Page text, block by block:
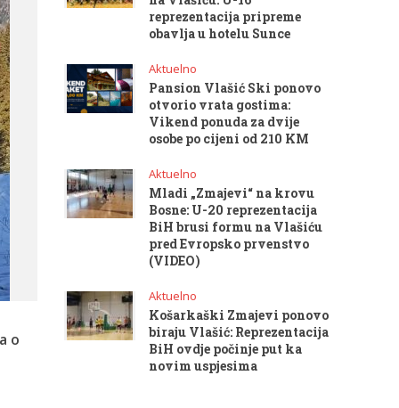
o
reprezentacija pripreme
obavlja u hotelu Sunce
Aktuelno
Pansion Vlašić Ski ponovo
otvorio vrata gostima:
Vikend ponuda za dvije
osobe po cijeni od 210 KM
Aktuelno
Mladi „Zmajevi“ na krovu
Bosne: U-20 reprezentacija
BiH brusi formu na Vlašiću
pred Evropsko prvenstvo
(VIDEO)
Aktuelno
Košarkaški Zmajevi ponovo
biraju Vlašić: Reprezentacija
BiH ovdje počinje put ka
novim uspjesima